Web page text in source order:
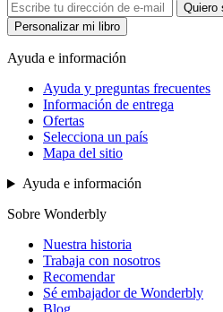
Quiero
Personalizar mi libro
Ayuda e información
Ayuda y preguntas frecuentes
Información de entrega
Ofertas
Selecciona un país
Mapa del sitio
Ayuda e información
Sobre Wonderbly
Nuestra historia
Trabaja con nosotros
Recomendar
Sé embajador de Wonderbly